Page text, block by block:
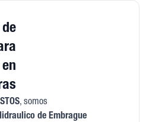
, somos
de Embrague